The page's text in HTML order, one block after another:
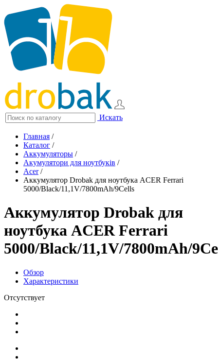
Искать
Главная /
Каталог /
Аккумуляторы /
Акумулятори для ноутбуків /
Acer/
Аккумулятор Drobak для ноутбука ACER Ferrari
5000/Black/11,1V/7800mAh/9Cells
Аккумулятор Drobak для
ноутбука ACER Ferrari
5000/Black/11,1V/7800mAh/
Обзор
Характеристики
Отсутствует